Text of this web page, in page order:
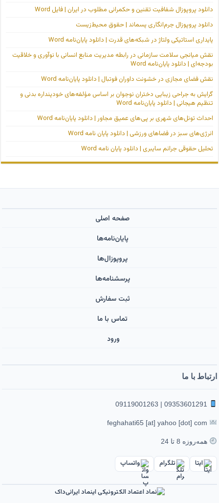
دانلود پروپوزال شفافیت تقنین و حکمرانی مطلوب در ایران | فایل Word
دانلود پروپوزال جرم‌انگاری پسماند | حقوق محیط‌زیست
پایداری استاتیکی ولتاژ در شبکه‌های قدرت | دانلود پایان‌نامه Word
نقش میانجی سلامت سازمانی در رابطه مدیریت منابع انسانی با نوآوری و خلاقیت
بودجه‌ای | دانلود پایان‌نامه Word
نقش فضای مجازی در خشونت داوران فوتبال | دانلود پایان‌نامه Word
گرایش به جراحی زیبایی دختران نوجوان بر اساس مؤلفه‌های خودپنداره بدنی و
تنظیم هیجانی | دانلود پایان‌نامه Word
احداث تونل‌های شهری بر پی‌های عمیق مجاور | دانلود پایان‌نامه Word
انرژی‌های سبز در فضاهای ورزشی | دانلود پایان نامه Word
تحلیل حقوقی جرائم سایبری | دانلود پایان نامه Word
صفحه اصلی
پایان‌نامه‌ها
پروپوزال‌ها
پرسشنامه‌ها
ثبت سفارش
تماس با ما
ورود ‌
ارتباط با ما
همه‌روزه 8 تا 24
ایتا تلگرام واتساپ